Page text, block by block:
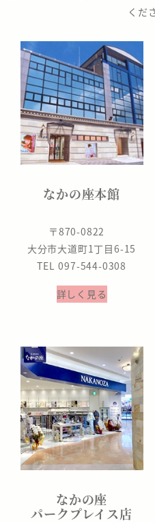
くだ
なかの座本館
〒870-0822
大分市大道町1丁目6-15
TEL 097-544-0308
詳しく見る
なかの座
パークプレイス店